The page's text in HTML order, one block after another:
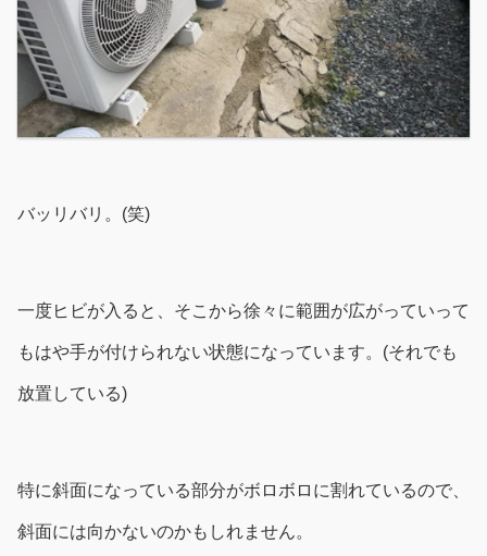
バッリバリ。(笑)
一度ヒビが入ると、そこから徐々に範囲が広がっていって
もはや手が付けられない状態になっています。(それでも
放置している)
特に斜面になっている部分がボロボロに割れているので、
斜面には向かないのかもしれません。